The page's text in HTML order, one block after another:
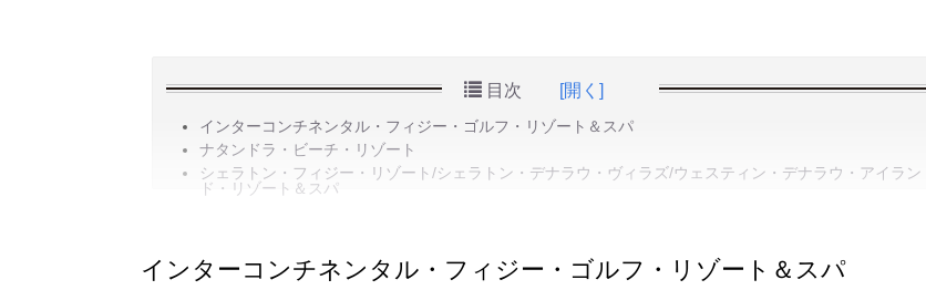
目次 [開く]
インターコンチネンタル・フィジー・ゴルフ・リゾート＆スパ
ナタンドラ・ビーチ・リゾート
シェラトン・フィジー・リゾート/シェラトン・デナラウ・ヴィラズ/ウェスティン・デナラウ・アイラン
ド・リゾート＆スパ
インターコンチネンタル・フィジー・ゴルフ・リゾート＆スパ